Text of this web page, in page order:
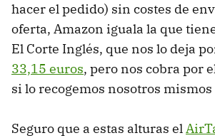
hacer el pedido) sin costes de
oferta, Amazon iguala la que
El Corte Inglés, que nos lo deja
33,15 euros, pero nos cobra por
si lo recogemos nosotros
Seguro que a estas alturas el